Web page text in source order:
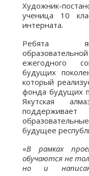
Художник-
ученица 10
интерната.
Ребята
ежегодного
будущих
который
фонда будущих
Якутская
будущее
«В рамках
обучаются не
но и